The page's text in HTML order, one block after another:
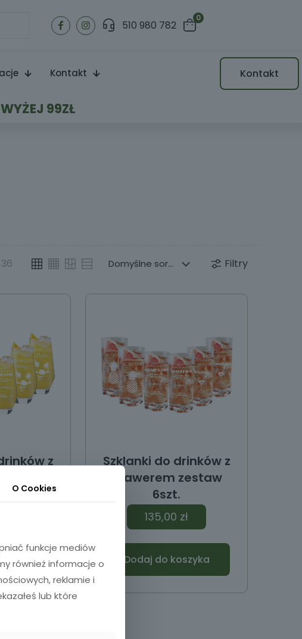
510 980 782
0
Kontakt Kontakt
99ZŁ
36 Filtry
z
Szklanki do drinków z
grawerem zestaw
6szt.
135,00 zł
Dodaj do koszyka
O Cookies
funkcje mediów
również informacje o
reklamie i
lub które